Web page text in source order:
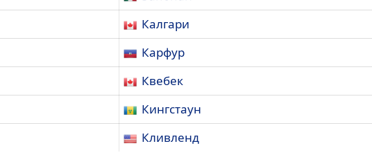
Калгари
Карфур
Квебек
Кингстаун
Кливленд